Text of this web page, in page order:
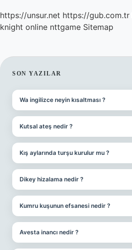
https://unsur.net https://gub.com.tr
knight online nttgame Sitemap
SIDEBAR
SON YAZILAR
Wa ingilizce neyin kısaltması ?
Kutsal ateş nedir ?
Kış aylarında turşu kurulur mu ?
Dikey hizalama nedir ?
Kumru kuşunun efsanesi nedir ?
Avesta inancı nedir ?